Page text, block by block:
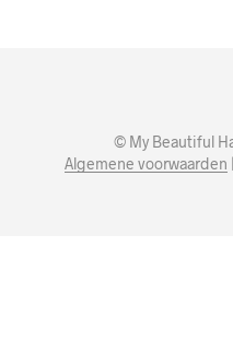
© My Beautiful
Algemene voorwaarden |